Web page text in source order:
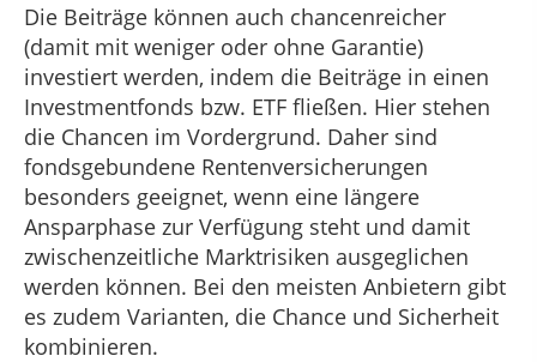
Die Beiträge können auch chancenreicher
(damit mit weniger oder ohne Garantie)
investiert werden, indem die Beiträge in einen
Investmentfonds bzw. ETF fließen. Hier stehen
die Chancen im Vordergrund. Daher sind
fondsgebundene Rentenversicherungen
besonders geeignet, wenn eine längere
Ansparphase zur Verfügung steht und damit
zwischenzeitliche Marktrisiken ausgeglichen
werden können. Bei den meisten Anbietern gibt
es zudem Varianten, die Chance und Sicherheit
kombinieren.